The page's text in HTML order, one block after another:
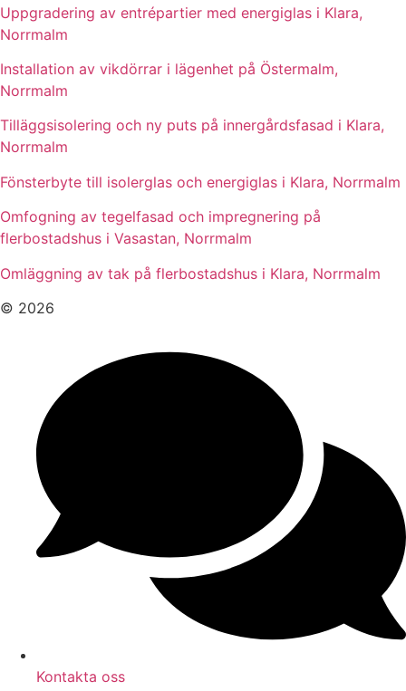
Uppgradering av entrépartier med energiglas i Klara,
Norrmalm
Installation av vikdörrar i lägenhet på Östermalm,
Norrmalm
Tilläggsisolering och ny puts på innergårdsfasad i Klara,
Norrmalm
Fönsterbyte till isolerglas och energiglas i Klara, Norrmalm
Omfogning av tegelfasad och impregnering på
flerbostadshus i Vasastan, Norrmalm
Omläggning av tak på flerbostadshus i Klara, Norrmalm
© 2026
Kontakta oss